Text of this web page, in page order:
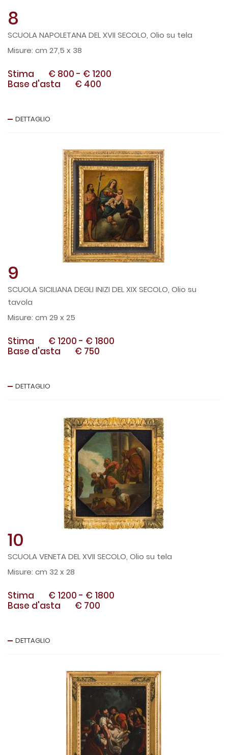
8
SCUOLA NAPOLETANA DEL XVII SECOLO, Olio su tela
cm 27,5 x 38
Stima € 800 - € 1200
Base d'asta
€ 400
DETTAGLIO
9
SCUOLA SICILIANA DEGLI INIZI DEL XIX SECOLO, Olio su
tavola
cm 29 x 25
Stima € 1200 - € 1800
Base d'asta
€ 750
DETTAGLIO
10
SCUOLA VENETA DEL XVII SECOLO, Olio su tela
cm 32 x 28
Stima € 1200 - € 1800
Base d'asta
€ 700
DETTAGLIO